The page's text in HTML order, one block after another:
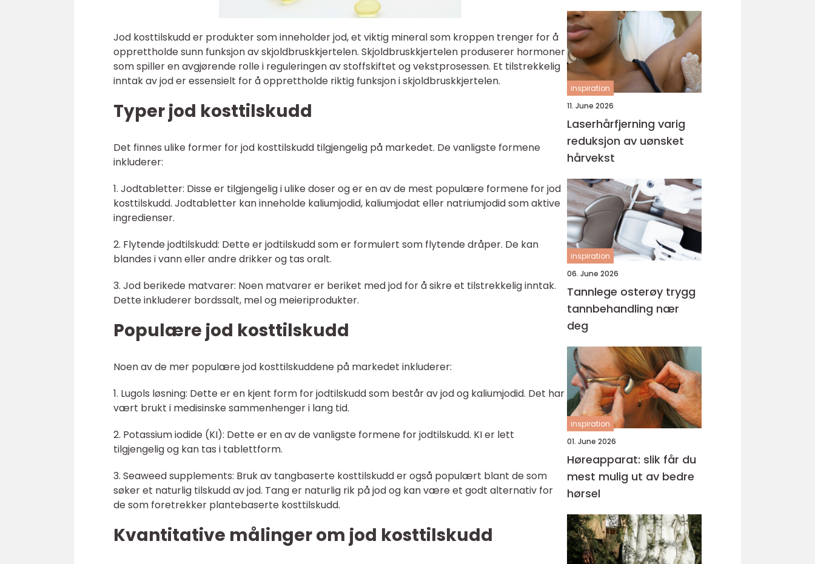
Jod kosttilskudd er produkter som inneholder jod, et viktig mineral som kroppen trenger for å
opprettholde sunn funksjon av skjoldbruskkjertelen. Skjoldbruskkjertelen produserer hormoner
som spiller en avgjørende rolle i reguleringen av stoffskiftet og vekstprosessen. Et tilstrekkelig
inntak av jod er essensielt for å opprettholde riktig funksjon i skjoldbruskkjertelen.
Typer jod kosttilskudd
Det finnes ulike former for jod kosttilskudd tilgjengelig på markedet. De vanligste formene
inkluderer:
1. Jodtabletter: Disse er tilgjengelig i ulike doser og er en av de mest populære formene for jod
kosttilskudd. Jodtabletter kan inneholde kaliumjodid, kaliumjodat eller natriumjodid som aktive
ingredienser.
2. Flytende jodtilskudd: Dette er jodtilskudd som er formulert som flytende dråper. De kan
blandes i vann eller andre drikker og tas oralt.
3. Jod berikede matvarer: Noen matvarer er beriket med jod for å sikre et tilstrekkelig inntak.
Dette inkluderer bordssalt, mel og meieriprodukter.
Populære jod kosttilskudd
Noen av de mer populære jod kosttilskuddene på markedet inkluderer:
1. Lugols løsning: Dette er en kjent form for jodtilskudd som består av jod og kaliumjodid. Det har
vært brukt i medisinske sammenhenger i lang tid.
2. Potassium iodide (KI): Dette er en av de vanligste formene for jodtilskudd. KI er lett
tilgjengelig og kan tas i tablettform.
3. Seaweed supplements: Bruk av tangbaserte kosttilskudd er også populært blant de som
søker et naturlig tilskudd av jod. Tang er naturlig rik på jod og kan være et godt alternativ for
de som foretrekker plantebaserte kosttilskudd.
Kvantitative målinger om jod kosttilskudd
forskjell i hverdagen
inspiration
11. June 2026
Laserhårfjerning varig
reduksjon av uønsket
hårvekst
inspiration
06. June 2026
Tannlege osterøy trygg
tannbehandling nær
deg
inspiration
01. June 2026
Høreapparat: slik får du
mest mulig ut av bedre
hørsel